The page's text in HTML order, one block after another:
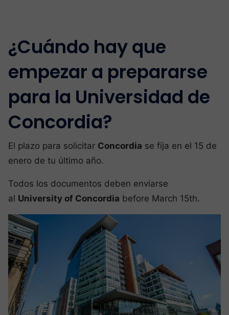
¿Cuándo hay que
empezar a prepararse
para la Universidad de
Concordia?
El plazo para solicitar Concordia se fija en el 15 de
enero de tu último año.
Todos los documentos deben enviarse
al University of Concordia before March 15th.